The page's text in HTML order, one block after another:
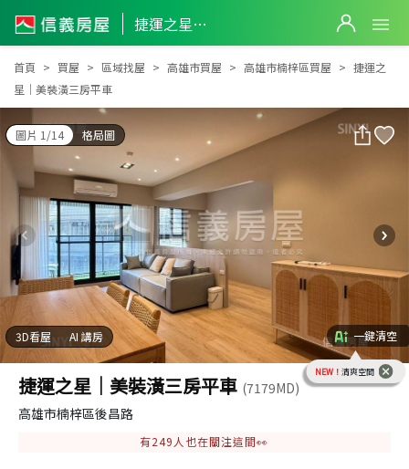
捷運之星｜美裝潢三房平車
捷運之星｜美裝潢三房平車
首頁 買屋 區域找屋 高雄市買屋 高雄市楠梓區買屋
捷運之
星｜美裝潢三房平車
圖片 1/14 格局圖
3D看屋 AI 講房 一鍵清空
NEW！ 清爽空間
捷運之星｜美裝潢三房平車 (7179MD)
高雄市楠梓區後昌路
有249 人也在關注這間👀